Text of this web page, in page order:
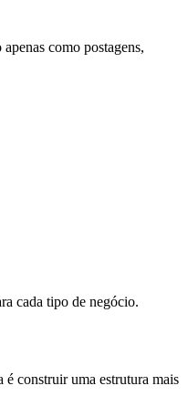
como postagens,
cada tipo de negócio.
construir uma estrutura mais